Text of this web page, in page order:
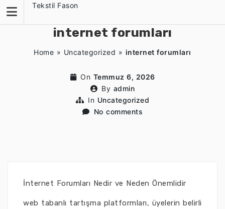
content
Tekstil Fason
internet forumları
Home » Uncategorized » internet forumları
On Temmuz 6, 2026
By admin
In Uncategorized
No comments
İnternet Forumları Nedir ve Neden Önemlidir
web tabanlı tartışma platformları, üyelerin belirli